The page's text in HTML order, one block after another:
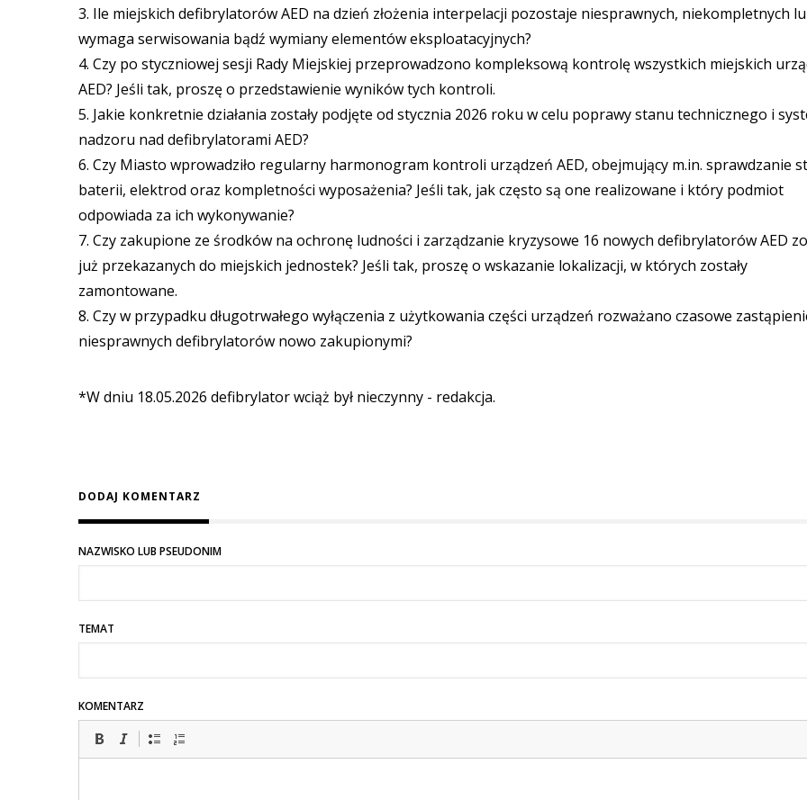
3. Ile miejskich defibrylatorów AED na dzień złożenia interpelacji pozostaje niesprawnych, niekompletnych
wymaga serwisowania bądź wymiany elementów eksploatacyjnych?
4. Czy po styczniowej sesji Rady Miejskiej przeprowadzono kompleksową kontrolę wszystkich miejskich
AED? Jeśli tak, proszę o przedstawienie wyników tych kontroli.
5. Jakie konkretnie działania zostały podjęte od stycznia 2026 roku w celu poprawy stanu technicznego i
nadzoru nad defibrylatorami AED?
6. Czy Miasto wprowadziło regularny harmonogram kontroli urządzeń AED, obejmujący m.in. sprawdzanie
baterii, elektrod oraz kompletności wyposażenia? Jeśli tak, jak często są one realizowane i który podmiot
odpowiada za ich wykonywanie?
7. Czy zakupione ze środków na ochronę ludności i zarządzanie kryzysowe 16 nowych defibrylatorów AED
już przekazanych do miejskich jednostek? Jeśli tak, proszę o wskazanie lokalizacji, w których zostały
zamontowane.
8. Czy w przypadku długotrwałego wyłączenia z użytkowania części urządzeń rozważano czasowe
niesprawnych defibrylatorów nowo zakupionymi?
*W dniu 18.05.2026 defibrylator wciąż był nieczynny - redakcja.
DODAJ KOMENTARZ
NAZWISKO LUB PSEUDONIM
TEMAT
KOMENTARZ